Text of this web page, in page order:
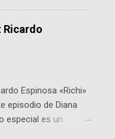
prácticas para
por el
Universidad de los
de Airbus
para inspirar
es una
más de 60
24 horas para
Ricardo
Espinosa «Richi»
episodio de Diana
especial es un